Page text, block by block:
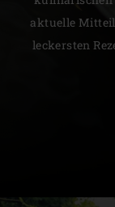
aktuelle
leckersten